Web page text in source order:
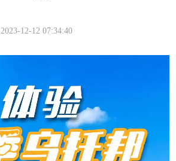
2023-12-12 07:34:40